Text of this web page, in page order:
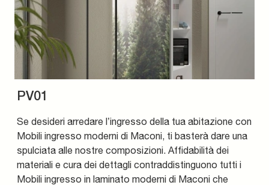
PV01
Se desideri arredare l’ingresso della tua abitazione con
Mobili ingresso moderni di Maconi, ti basterà dare una
spulciata alle nostre composizioni. Affidabilità dei
materiali e cura dei dettagli contraddistinguono tutti i
Mobili ingresso in laminato moderni di Maconi che